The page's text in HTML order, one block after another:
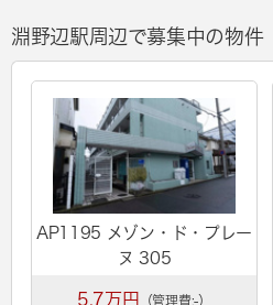
淵野辺駅周辺で募集中の物件
AP1195 メゾン・ド・プレー
ヌ 305
5.7万円 （管理費:-）